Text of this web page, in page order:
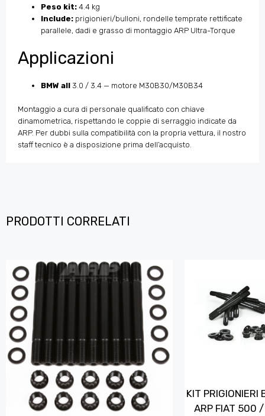
Peso kit: 4.4 kg
Include: prigionieri/bulloni, rondelle temprate rettificate
parallele, dadi e grasso di montaggio ARP Ultra-Torque
Applicazioni
BMW all 3.0 / 3.4 — motore M30B30/M30B34
Montaggio a cura di personale qualificato con chiave
dinamometrica, rispettando le coppie di serraggio indicate da
ARP. Per dubbi sulla compatibilità con la propria vettura, il nostro
staff tecnico è a disposizione prima dell’acquisto.
PRODOTTI CORRELATI
KIT PRIGIONIERI
ARP FIAT 500 /